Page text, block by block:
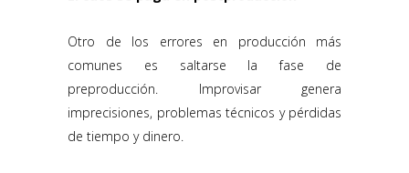
Otro de los errores en producción más
comunes es saltarse la fase de
preproducción. Improvisar genera
imprecisiones, problemas técnicos y pérdidas
de tiempo y dinero.